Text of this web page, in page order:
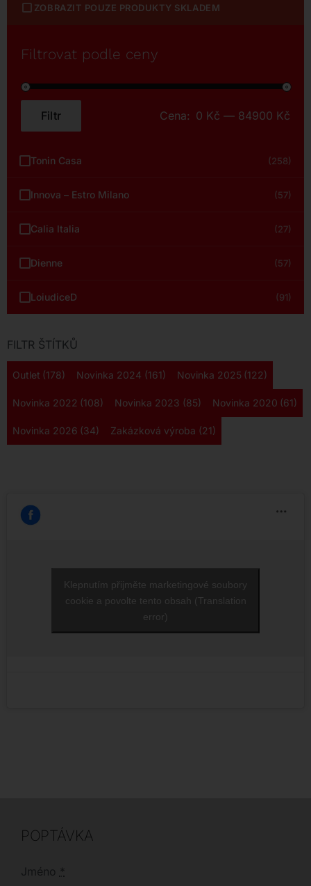
ZOBRAZIT POUZE PRODUKTY SKLADEM
Filtrovat podle ceny
Minimální
Maximální
Filtr Cena: 0 Kč — 84900 Kč
Tonin Casa (258)
Innova – Estro Milano (57)
Calia Italia (27)
Dienne (57)
LoiudiceD (91)
FILTR ŠTÍTKŮ
Outlet (178) Novinka 2024 (161) Novinka 2025 (122)
Novinka 2022 (108) Novinka 2023 (85) Novinka 2020 (61)
Novinka 2026 (34) Zakázková výroba (21)
Klepnutím přijměte marketingové soubory
cookie a povolte tento obsah (Translation
error)
POPTÁVKA
Jméno *